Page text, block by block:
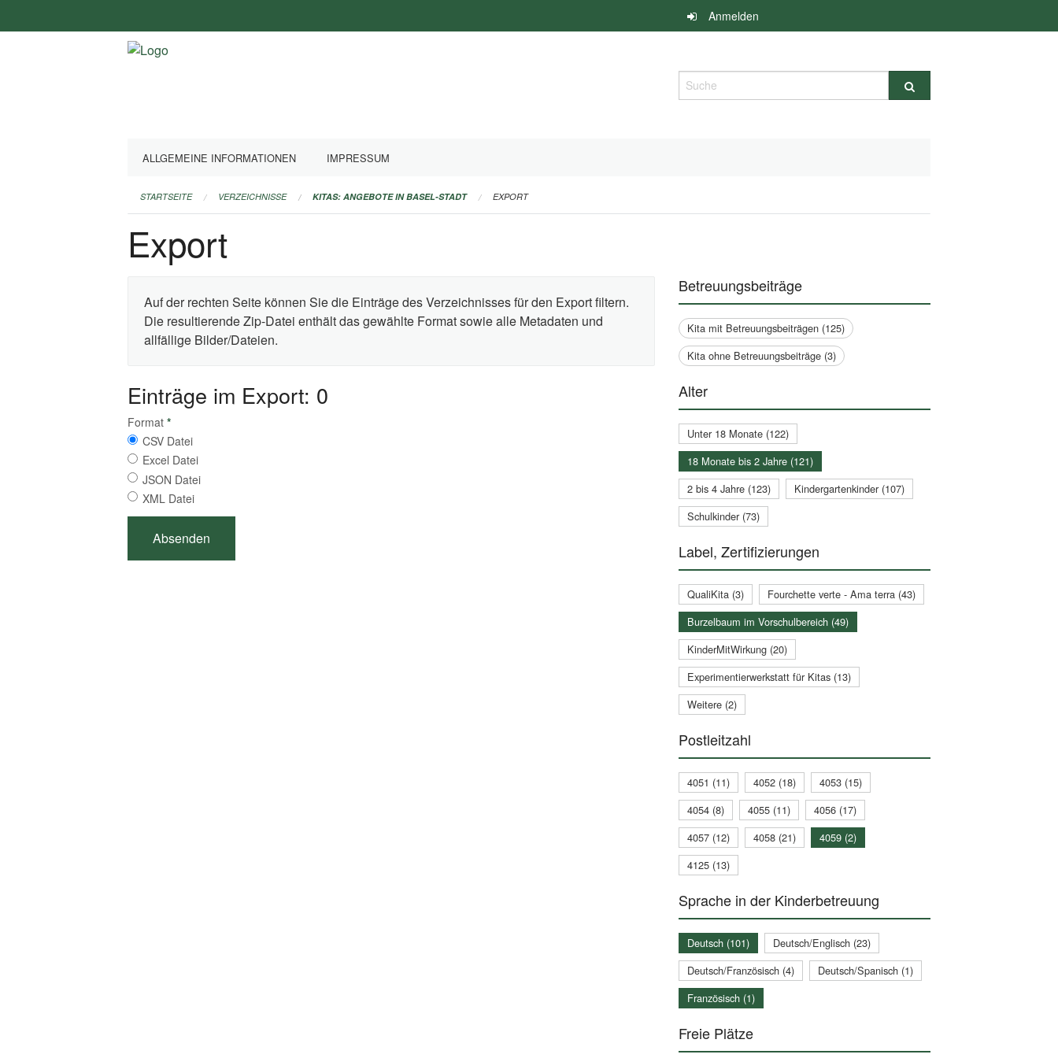
überspringen
Anmelden
Suche
ALLGEMEINE INFORMATIONEN IMPRESSUM
STARTSEITE VERZEICHNISSE KITAS: ANGEBOTE IN BASEL-STADT EXPORT
Export
Auf der rechten Seite können Sie die Einträge des Verzeichnisses für den Export filtern.
Die resultierende Zip-Datei enthält das gewählte Format sowie alle Metadaten und
allfällige Bilder/Dateien.
Einträge im Export: 0
Format *
CSV Datei
Excel Datei
JSON Datei
XML Datei
Betreuungsbeiträge
Kita mit Betreuungsbeiträgen (125)
Kita ohne Betreuungsbeiträge (3)
Alter
Unter 18 Monate (122)
18 Monate bis 2 Jahre (121)
2 bis 4 Jahre (123)
Kindergartenkinder (107)
Schulkinder (73)
Label, Zertifizierungen
QualiKita (3)
Fourchette verte - Ama terra (43)
Burzelbaum im Vorschulbereich (49)
KinderMitWirkung (20)
Experimentierwerkstatt für Kitas (13)
Weitere (2)
Postleitzahl
4051 (11) 4052 (18)
4053 (15)
4054 (8)
4055 (11)
4056 (17)
4057 (12)
4058 (21)
4059 (2)
4125 (13)
Sprache in der Kinderbetreuung
Deutsch (101)
Deutsch/Englisch (23)
Deutsch/Französisch (4)
Deutsch/Spanisch (1)
Französisch (1)
Freie Plätze